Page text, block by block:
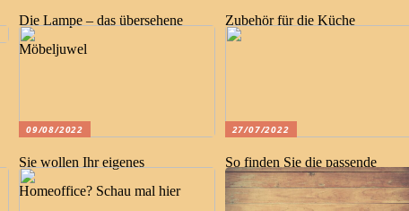
Die Lampe – das übersehene
Möbeljuwel
Zubehör für die Küche
09/08/2022
Sie wollen Ihr eigenes
Homeoffice? Schau mal hier
27/07/2022
So finden Sie die passende
Unterkunft